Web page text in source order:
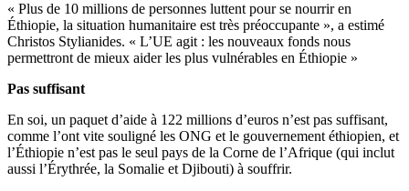
« Plus de 10 millions de personnes luttent pour se nourrir en
Éthiopie, la situation humanitaire est très préoccupante », a estimé
Christos Stylianides. « L’UE agit : les nouveaux fonds nous
permettront de mieux aider les plus vulnérables en Éthiopie »
Pas suffisant
En soi, un paquet d’aide à 122 millions d’euros n’est pas suffisant,
comme l’ont vite souligné les ONG et le gouvernement éthiopien, et
l’Éthiopie n’est pas le seul pays de la Corne de l’Afrique (qui inclut
aussi l’Érythrée, la Somalie et Djibouti) à souffrir.